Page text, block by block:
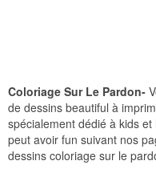
Coloriage Sur Le Pardon-
de dessins beautiful à
spécialement dédié à kids
peut avoir fun suivant nos
dessins coloriage sur le